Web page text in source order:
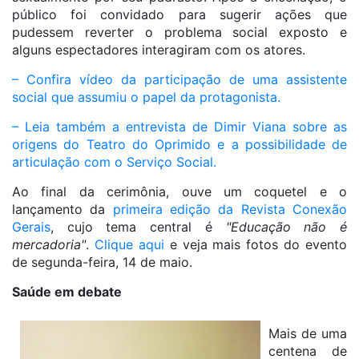
público foi convidado para sugerir ações que
pudessem reverter o problema social exposto e
alguns espectadores interagiram com os atores.
– Confira vídeo da participação de uma assistente
social que assumiu o papel da protagonista.
– Leia também a entrevista de Dimir Viana sobre as
origens do Teatro do Oprimido e a possibilidade de
articulação com o Serviço Social.
Ao final da cerimônia, ouve um coquetel e o
lançamento da primeira edição da Revista Conexão
Gerais, cujo tema central é "Educação não é
mercadoria". Clique aqui e veja mais fotos do evento
de segunda-feira, 14 de maio.
Saúde em debate
Mais de uma
centena de